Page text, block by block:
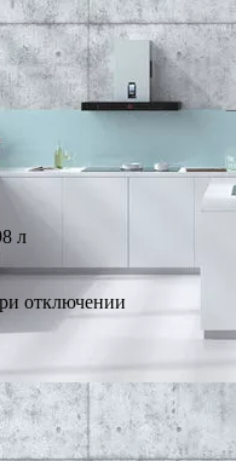
л
отключении